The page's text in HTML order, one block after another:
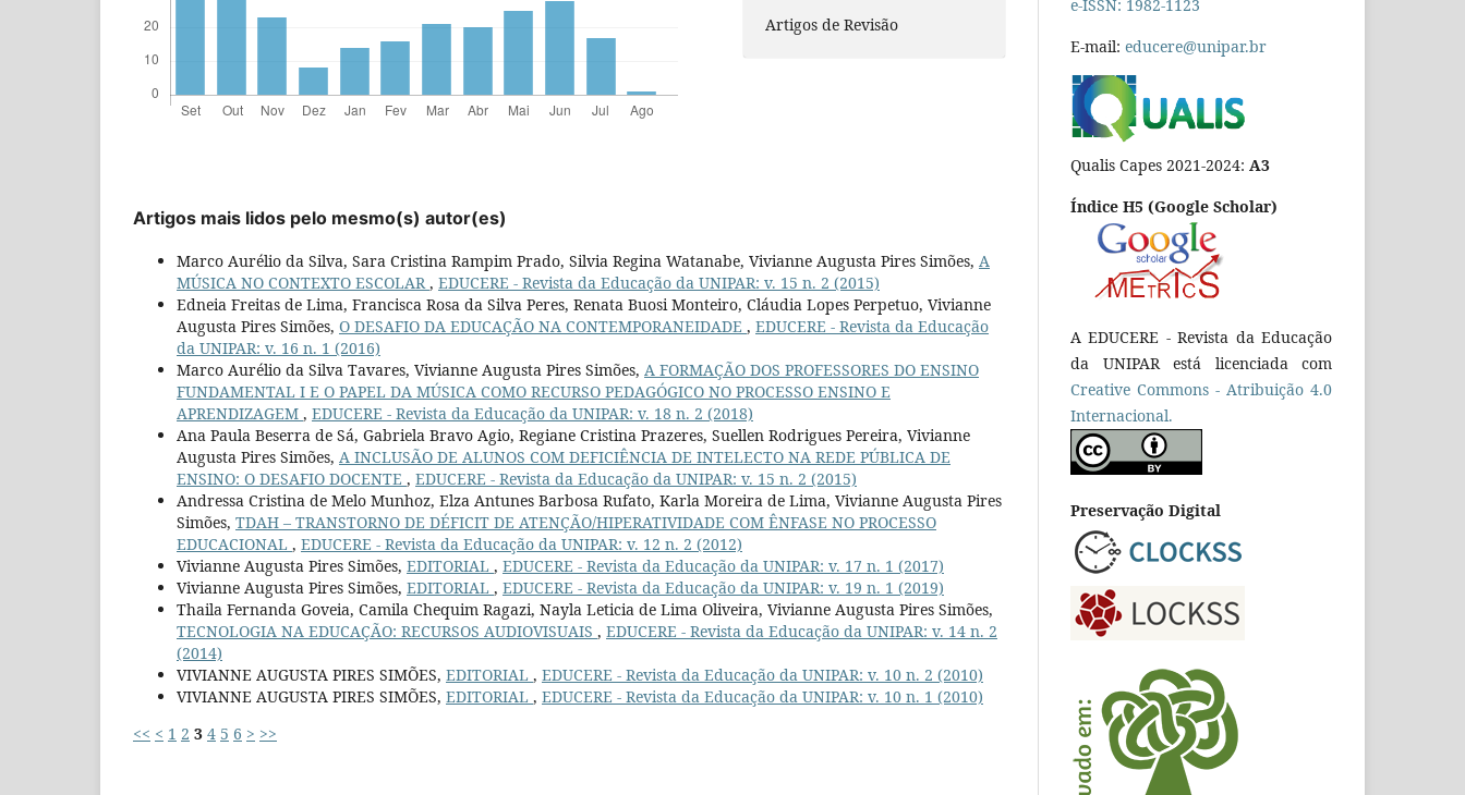
Artigos de Revisão
Artigos mais lidos pelo mesmo(s) autor(es)
Marco Aurélio da Silva, Sara Cristina Rampim Prado, Silvia Regina Watanabe, Vivianne Augusta Pires Simões, A
MÚSICA NO CONTEXTO ESCOLAR, EDUCERE - Revista da Educação da UNIPAR: v. 15 n. 2 (2015)
Edneia Freitas de Lima, Francisca Rosa da Silva Peres, Renata Buosi Monteiro, Cláudia Lopes Perpetuo, Vivianne
Augusta Pires Simões, O DESAFIO DA EDUCAÇÃO NA CONTEMPORANEIDADE , EDUCERE - Revista da Educação
da UNIPAR: v. 16 n. 1 (2016)
Marco Aurélio da Silva Tavares, Vivianne Augusta Pires Simões, A FORMAÇÃO DOS PROFESSORES DO ENSINO
FUNDAMENTAL I E O PAPEL DA MÚSICA COMO RECURSO PEDAGÓGICO NO PROCESSO ENSINO E
APRENDIZAGEM , EDUCERE - Revista da Educação da UNIPAR: v. 18 n. 2 (2018)
Ana Paula Beserra de Sá, Gabriela Bravo Agio, Regiane Cristina Prazeres, Suellen Rodrigues Pereira, Vivianne
Augusta Pires Simões, A INCLUSÃO DE ALUNOS COM DEFICIÊNCIA DE INTELECTO NA REDE PÚBLICA DE
ENSINO: O DESAFIO DOCENTE , EDUCERE - Revista da Educação da UNIPAR: v. 15 n. 2 (2015)
Andressa Cristina de Melo Munhoz, Elza Antunes Barbosa Rufato, Karla Moreira de Lima, Vivianne Augusta Pires
Simões, TDAH – TRANSTORNO DE DÉFICIT DE ATENÇÃO/HIPERATIVIDADE COM ÊNFASE NO PROCESSO
EDUCACIONAL , EDUCERE - Revista da Educação da UNIPAR: v. 12 n. 2 (2012)
Vivianne Augusta Pires Simões, EDITORIAL , EDUCERE - Revista da Educação da UNIPAR: v. 17 n. 1 (2017)
Vivianne Augusta Pires Simões, EDITORIAL , EDUCERE - Revista da Educação da UNIPAR: v. 19 n. 1 (2019)
Thaila Fernanda Goveia, Camila Chequim Ragazi, Nayla Leticia de Lima Oliveira, Vivianne Augusta Pires Simões,
TECNOLOGIA NA EDUCAÇÃO: RECURSOS AUDIOVISUAIS , EDUCERE - Revista da Educação da UNIPAR: v. 14 n. 2
(2014)
VIVIANNE AUGUSTA PIRES SIMÕES, EDITORIAL , EDUCERE - Revista da Educação da UNIPAR: v. 10 n. 2 (2010)
VIVIANNE AUGUSTA PIRES SIMÕES, EDITORIAL , EDUCERE - Revista da Educação da UNIPAR: v. 10 n. 1 (2010)
<< < 1 2 3 4 5 6 > >>
e-ISSN: 1982-1123
E-mail: educere@unipar.br
Qualis Capes 2021-2024: A3
Índice H5 (Google Scholar)
A EDUCERE - Revista da Educação
da UNIPAR está licenciada com
Creative Commons - Atribuição 4.0
Internacional.
Preservação Digital